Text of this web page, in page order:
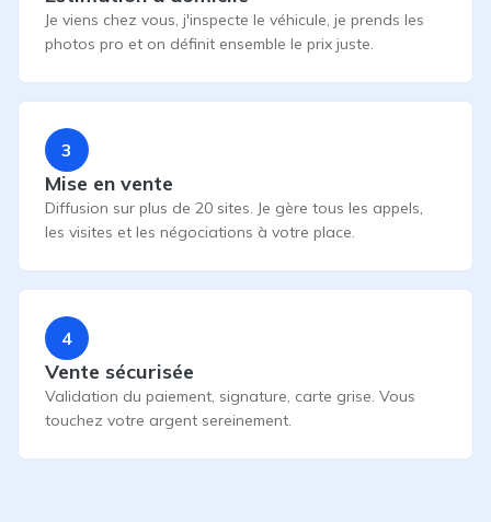
Je viens chez vous, j'inspecte le véhicule, je prends les
photos pro et on définit ensemble le prix juste.
3
Mise en vente
Diffusion sur plus de 20 sites. Je gère tous les appels,
les visites et les négociations à votre place.
4
Vente sécurisée
Validation du paiement, signature, carte grise. Vous
touchez votre argent sereinement.